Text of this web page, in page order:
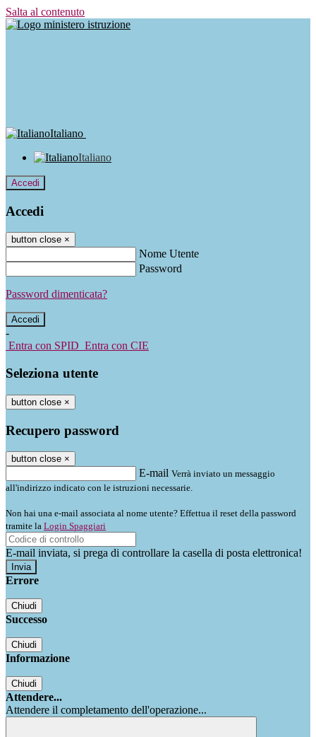
Salta al contenuto
Italiano
Italiano
Accedi
Accedi
button close ×
Nome Utente
Password
Password dimenticata?
-
Entra con SPID Entra con CIE
Seleziona utente
button close ×
Recupero password
button close ×
E-mail Verrà inviato un messaggio
all'indirizzo indicato con le istruzioni necessarie.
Non hai una e-mail associata al nome utente? Effettua il reset della password
tramite la Login Spaggiari
E-mail inviata, si prega di controllare la casella di posta elettronica!
Errore
Chiudi
Successo
Chiudi
Informazione
Chiudi
Attendere...
Attendere il completamento dell'operazione...